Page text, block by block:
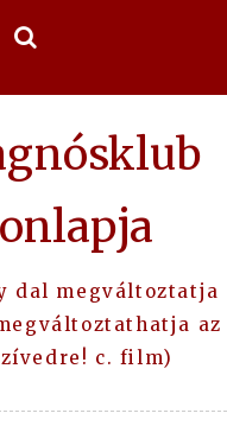
dal megváltoztatja
az
c. film)